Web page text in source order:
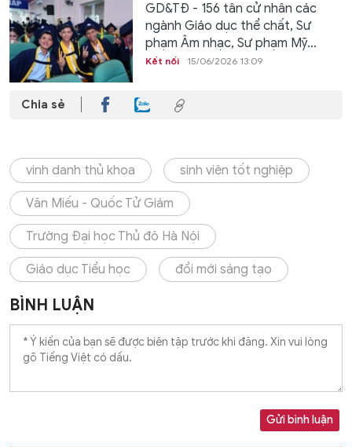
GD&TĐ - 156 tân cử nhân các
ngành Giáo dục thể chất, Sư
phạm Âm nhạc, Sư phạm Mỹ...
Kết nối 15/06/2026 13:09
Chia sẻ
vinh danh thủ khoa sinh viên tốt nghiệp
Văn Miếu - Quốc Tử Giám
Trường Đại học Thủ đô Hà Nội
Giáo dục Tiểu học đổi mới sáng tạo
BÌNH LUẬN
Gửi bình luận